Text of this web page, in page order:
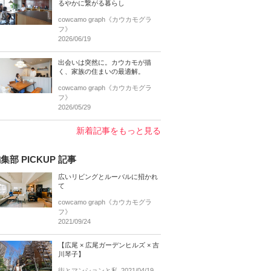
るやかに繋がる暮らし
cowcamo graph《カウカモグラ
フ》
2026/06/19
出会いは突然に。カウカモが描
く、家族の住まいの最適解。
cowcamo graph《カウカモグラ
フ》
2026/05/29
新着記事をもっと見る
部 PICKUP 記事
広いリビングとルーバルに招かれ
て
cowcamo graph《カウカモグラ
フ》
2021/09/24
【広尾 × 広尾ガーデンヒルズ × 吉
川琴子】